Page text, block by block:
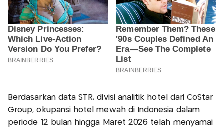
Berdasarkan data STR, divisi analitik hotel dari CoStar
Group, okupansi hotel mewah di Indonesia dalam
periode 12 bulan hingga Maret 2026 telah menyamai